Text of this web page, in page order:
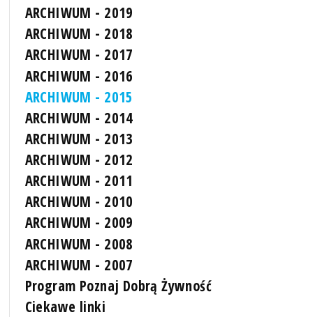
ARCHIWUM - 2019
ARCHIWUM - 2018
ARCHIWUM - 2017
ARCHIWUM - 2016
ARCHIWUM - 2015
ARCHIWUM - 2014
ARCHIWUM - 2013
ARCHIWUM - 2012
ARCHIWUM - 2011
ARCHIWUM - 2010
ARCHIWUM - 2009
ARCHIWUM - 2008
ARCHIWUM - 2007
Program Poznaj Dobrą Żywność
Ciekawe linki